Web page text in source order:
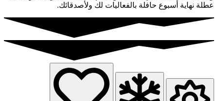
عطلة نهاية أسبوع حافلة بالفعاليات لك ولأصدقائك.